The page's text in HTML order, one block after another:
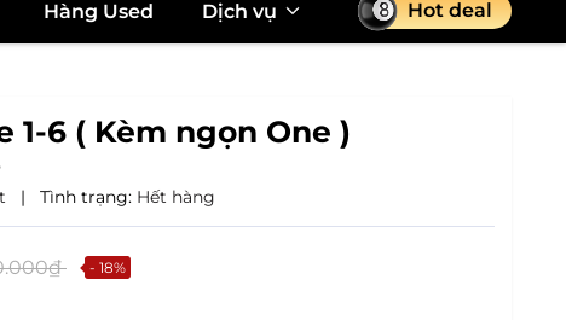
Hàng Used Dịch vụ Hot deal
1-6 ( Kèm ngọn One )
| Tình trạng: Hết hàng
- 18%